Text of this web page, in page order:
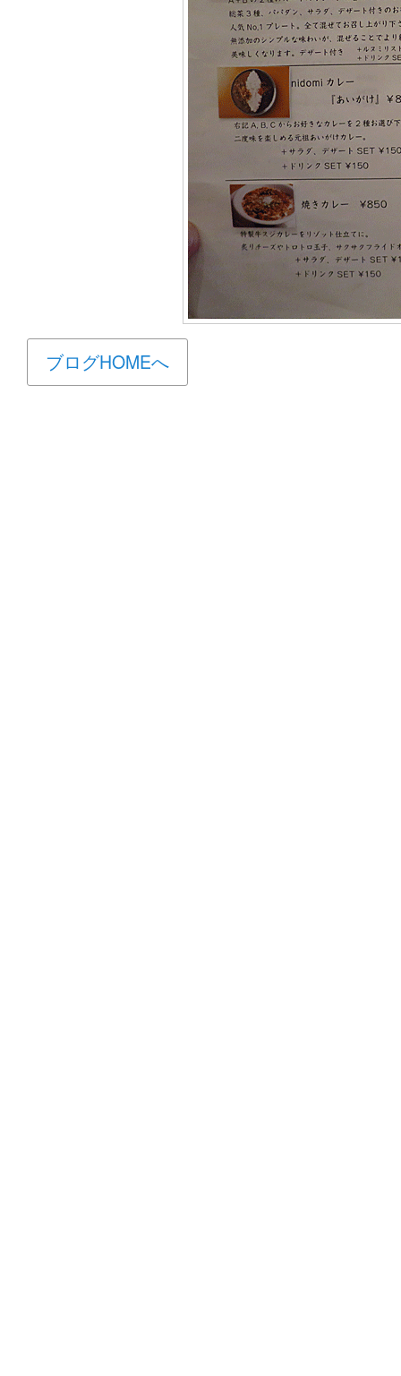
ブログHOMEへ